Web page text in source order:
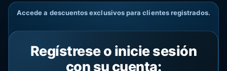
Accede a descuentos exclusivos para clientes registrados.
Regístrese o inicie sesión
con su cuenta: